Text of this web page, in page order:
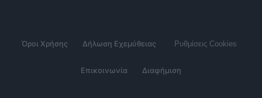
Όροι Χρήσης Δήλωση Εχεμύθειας Ρυθμίσεις Cookies
Επικοινωνία Διαφήμιση